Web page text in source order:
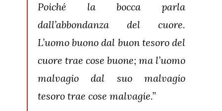
Poiché la bocca parla
dall’abbondanza del cuore.
L’uomo buono dal buon tesoro del
cuore trae cose buone; ma l’uomo
malvagio dal suo malvagio
tesoro trae cose malvagie.”